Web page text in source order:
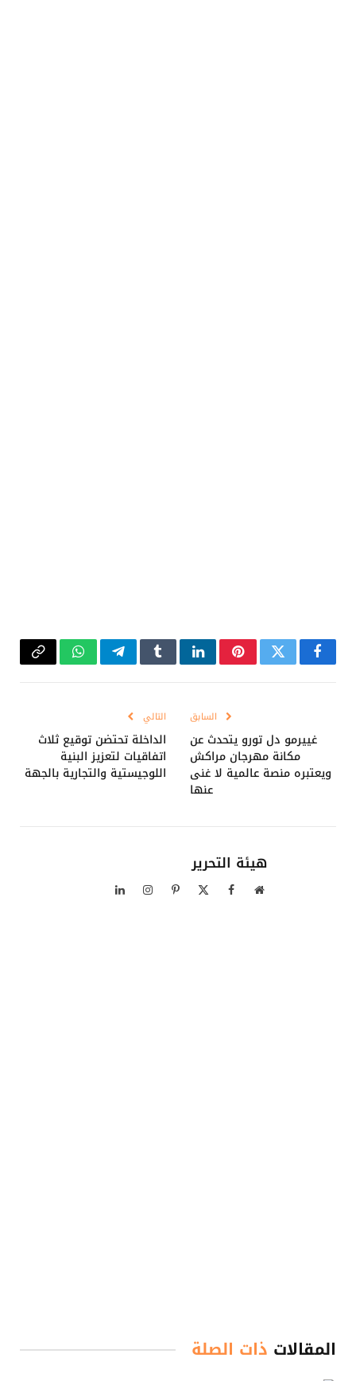
فيسبوكتويتر بينتيريستلينكدإنTumblrتيلقرامواتسابCopy
السابق
غييرمو دل تورو يتحدث عن
مكانة مهرجان مراكش
ويعتبره منصة عالمية لا غنى
عنها
التالي
الداخلة تحتضن توقيع ثلاث
اتفاقيات لتعزيز البنية
اللوجيستية والتجارية بالجهة
هيئة التحرير
موقع فيسبوك بينتيريستالانستغراملينكدإن
المقالات ذات الصلة